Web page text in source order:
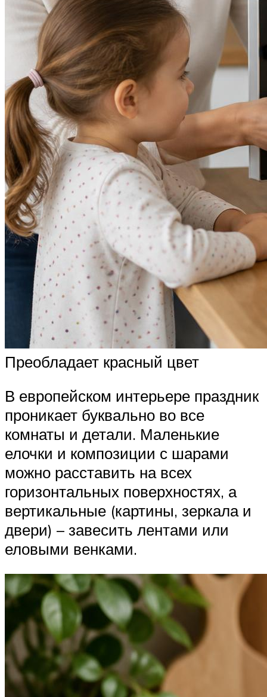
Преобладает красный цвет
В европейском интерьере праздник
проникает буквально во все
комнаты и детали. Маленькие
елочки и композиции с шарами
можно расставить на всех
горизонтальных поверхностях, а
вертикальные (картины, зеркала и
двери) – завесить лентами или
еловыми венками.